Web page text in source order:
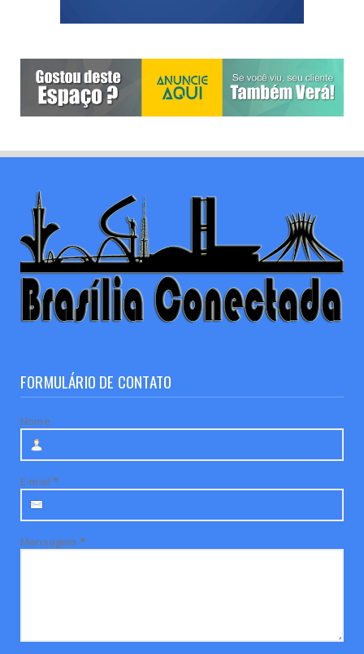
FORMULÁRIO DE CONTATO
Nome
E-mail*
Mensagem *